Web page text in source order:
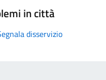
in città
disservizio